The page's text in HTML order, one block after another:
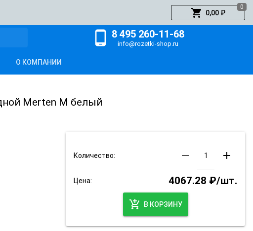
shopping_cart 0,00 ₽
0
phone_android 8 495 260-11-68
info@rozetki-shop.ru
О КОМПАНИИ
Merten M белый
Количество: remove add
Цена:
4067.28 ₽/шт.
add_shopping_cart
В КОРЗИНУ